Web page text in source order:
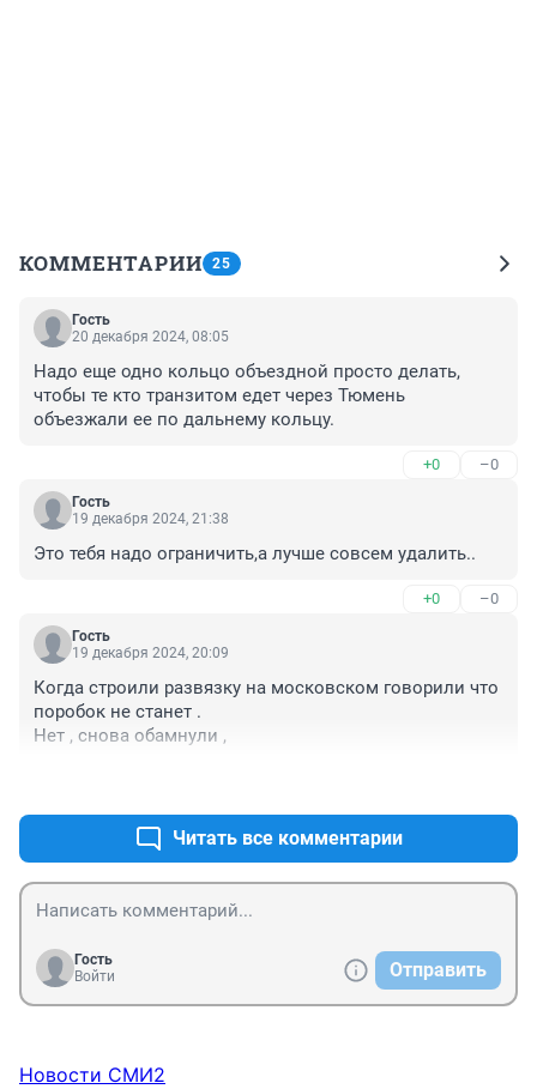
КОММЕНТАРИИ 25
Гость
20 декабря 2024, 08:05
Надо еще одно кольцо объездной просто делать,
чтобы те кто транзитом едет через Тюмень
объезжали ее по дальнему кольцу.
+0 –0
Гость
19 декабря 2024, 21:38
Это тебя надо ограничить,а лучше совсем удалить..
+0 –0
Гость
19 декабря 2024, 20:09
Когда строили развязку на московском говорили что
поробок не станет .
Нет , снова обамнули ,
Читать все комментарии
Гость
Войти
Отправить
Новости СМИ2